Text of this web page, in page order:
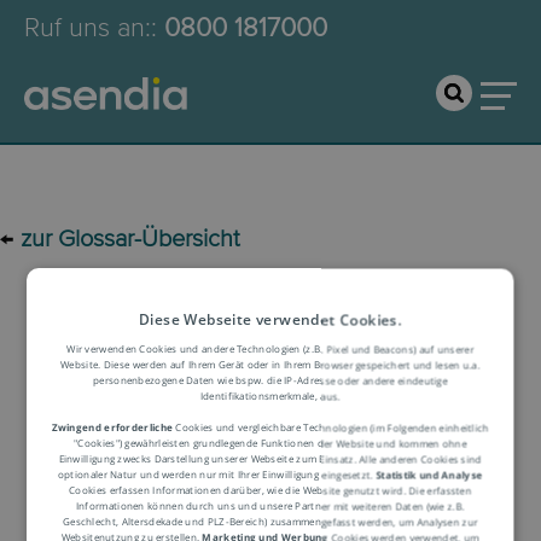
Ruf uns an:: 0800 1817000
← zur Glossar-Übersicht
Logistik-Glossar
Begriffserklärung
Diese Webseite verwendet Cookies.
Wir verwenden Cookies und andere Technologien (z.B. Pixel und Beacons) auf unserer
Website. Diese werden auf Ihrem Gerät oder in Ihrem Browser gespeichert und lesen u.a.
personenbezogene Daten wie bspw. die IP-Adresse oder andere eindeutige
Identifikationsmerkmale, aus.
Zwingend erforderlicheCookies und vergleichbare Technologien (im Folgenden einheitlich
"Cookies") gewährleisten grundlegende Funktionen der Website und kommen ohne
Einwilligung zwecks Darstellung unserer Webseite zum Einsatz. Alle anderen Cookies sind
optionaler Natur und werden nur mit Ihrer Einwilligung eingesetzt.Statistik und Analyse
Cookies erfassen Informationen darüber, wie die Website genutzt wird. Die erfassten
Informationen können durch uns und unsere Partner mit weiteren Daten (wie z.B.
Geschlecht, Altersdekade und PLZ-Bereich) zusammengefasst werden, um Analysen zur
Websitenutzung zu erstellen.Marketing und Werbung Cookies werden verwendet, um